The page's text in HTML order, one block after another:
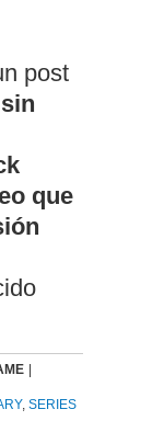
post
que
|
, SERIES